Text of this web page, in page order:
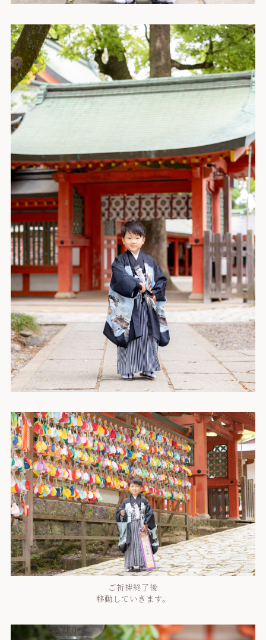
ご祈祷終了後
移動していきます。